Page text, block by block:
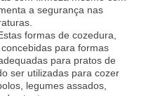
a segurança nas
formas de cozedura,
para formas
para pratos de
ser utilizadas para cozer
legumes assados,